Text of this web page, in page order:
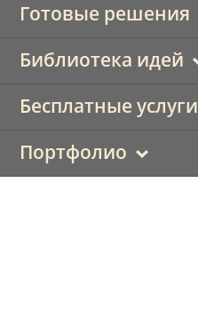
Готовые решения
Библиотека идей
Бесплатные услуги
Портфолио